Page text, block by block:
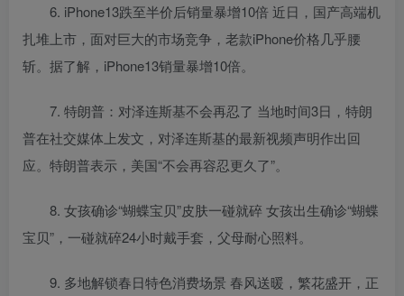
6. iPhone13跌至半价后销量暴增10倍 近日，国产高端机
扎堆上市，面对巨大的市场竞争，老款iPhone价格几乎腰
斩。据了解，iPhone13销量暴增10倍。
7. 特朗普：对泽连斯基不会再忍了 当地时间3日，特朗
普在社交媒体上发文，对泽连斯基的最新视频声明作出回
应。特朗普表示，美国“不会再容忍更久了”。
8. 女孩确诊“蝴蝶宝贝”皮肤一碰就碎 女孩出生确诊“蝴蝶
宝贝”，一碰就碎24小时戴手套，父母耐心照料。
9. 多地解锁春日特色消费场景 春风送暖，繁花盛开，正